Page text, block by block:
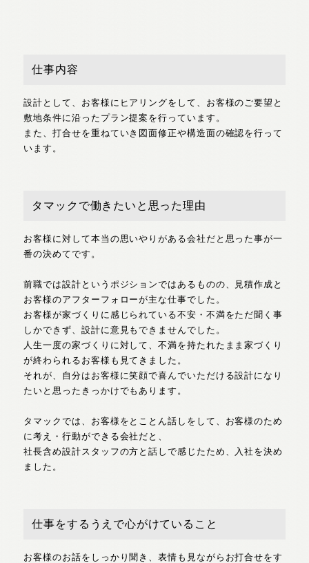
仕事内容
設計として、お客様にヒアリングをして、お客様のご要望と
敷地条件に沿ったプラン提案を行っています。
また、打合せを重ねていき図面修正や構造面の確認を行って
います。
タマックで働きたいと思った理由
お客様に対して本当の思いやりがある会社だと思った事が一
番の決めてです。
前職では設計というポジションではあるものの、見積作成と
お客様のアフターフォローが主な仕事でした。
お客様が家づくりに感じられている不安・不満をただ聞く事
しかできず、設計に意見もできませんでした。
人生一度の家づくりに対して、不満を持たれたまま家づくり
が終わられるお客様も見てきました。
それが、自分はお客様に笑顔で喜んでいただける設計になり
たいと思ったきっかけでもあります。
タマックでは、お客様をとことん話しをして、お客様のため
に考え・行動ができる会社だと、
社長含め設計スタッフの方と話しで感じたため、入社を決め
ました。
仕事をするうえで心がけていること
お客様のお話をしっかり聞き、表情も見ながらお打合せをす